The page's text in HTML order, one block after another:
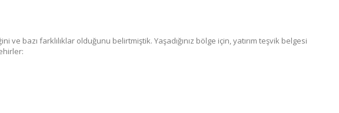
bazı farklılıklar olduğunu belirtmiştik. Yaşadığınız bölge için, yatırım teşvik belgesi